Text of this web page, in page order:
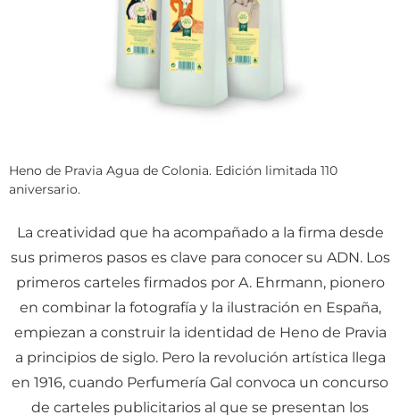
Heno de Pravia Agua de Colonia. Edición limitada 110
aniversario.
La creatividad que ha acompañado a la firma desde
sus primeros pasos es clave para conocer su ADN. Los
primeros carteles firmados por A. Ehrmann, pionero
en combinar la fotografía y la ilustración en España,
empiezan a construir la identidad de Heno de Pravia
a principios de siglo. Pero la revolución artística llega
en 1916, cuando Perfumería Gal convoca un concurso
de carteles publicitarios al que se presentan los